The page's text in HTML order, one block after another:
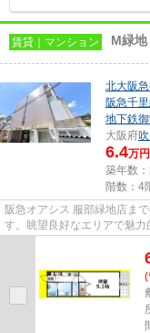
賃貸｜マンション M緑地
北大阪
阪急千
地下鉄
大阪府
6.4万円
築年数
階数：4
阪急オアシス 服部緑地店ま
す。眺望良好なエリアで魅
(